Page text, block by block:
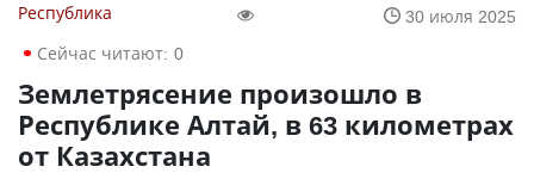
Республика
30 июля 2025
Сейчас читают: 0
Землетрясение произошло в
Республике Алтай, в 63 километрах
от Казахстана